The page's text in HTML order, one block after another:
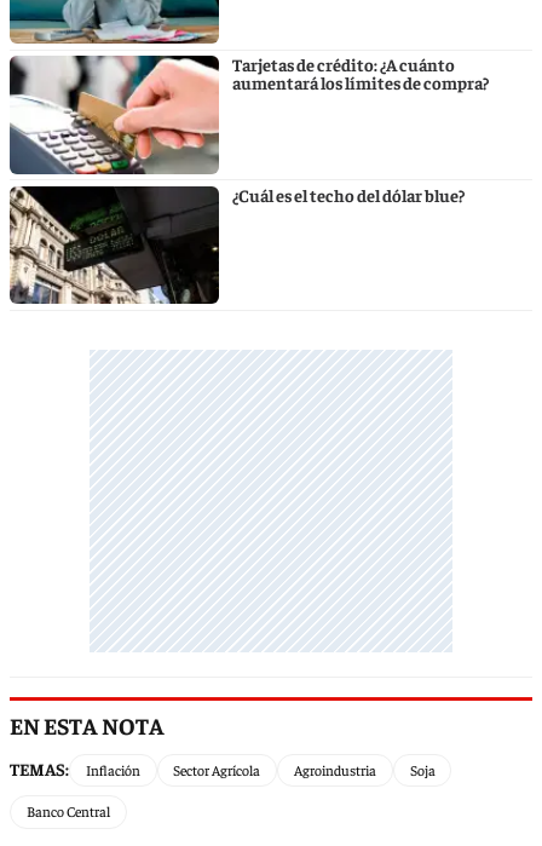
Tarjetas de crédito: ¿A cuánto
aumentará los límites de compra?
¿Cuál es el techo del dólar blue?
EN ESTA NOTA
TEMAS: Inflación Sector Agrícola Agroindustria Soja
Banco Central